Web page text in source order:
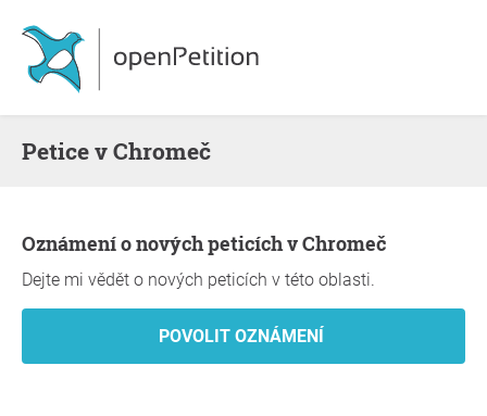
Petice v Chromeč
Oznámení o nových peticích v Chromeč
Dejte mi vědět o nových peticích v této oblasti.